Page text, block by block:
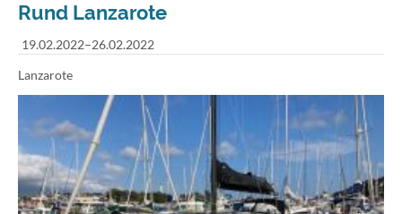
Rund Lanzarote
19.02.2022–26.02.2022
Lanzarote